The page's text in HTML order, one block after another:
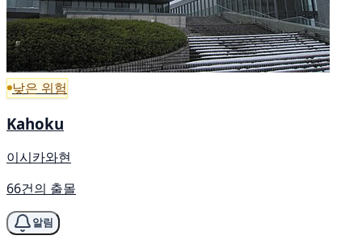
낮은 위험
Kahoku
이시카와현
66건의 출몰
알림